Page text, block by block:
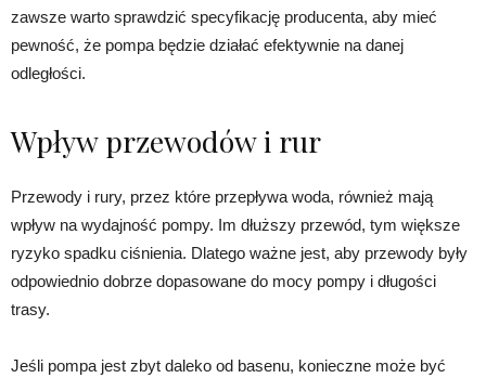
zawsze warto sprawdzić specyfikację producenta, aby mieć
pewność, że pompa będzie działać efektywnie na danej
odległości.
Wpływ przewodów i rur
Przewody i rury, przez które przepływa woda, również mają
wpływ na wydajność pompy. Im dłuższy przewód, tym większe
ryzyko spadku ciśnienia. Dlatego ważne jest, aby przewody były
odpowiednio dobrze dopasowane do mocy pompy i długości
trasy.
Jeśli pompa jest zbyt daleko od basenu, konieczne może być